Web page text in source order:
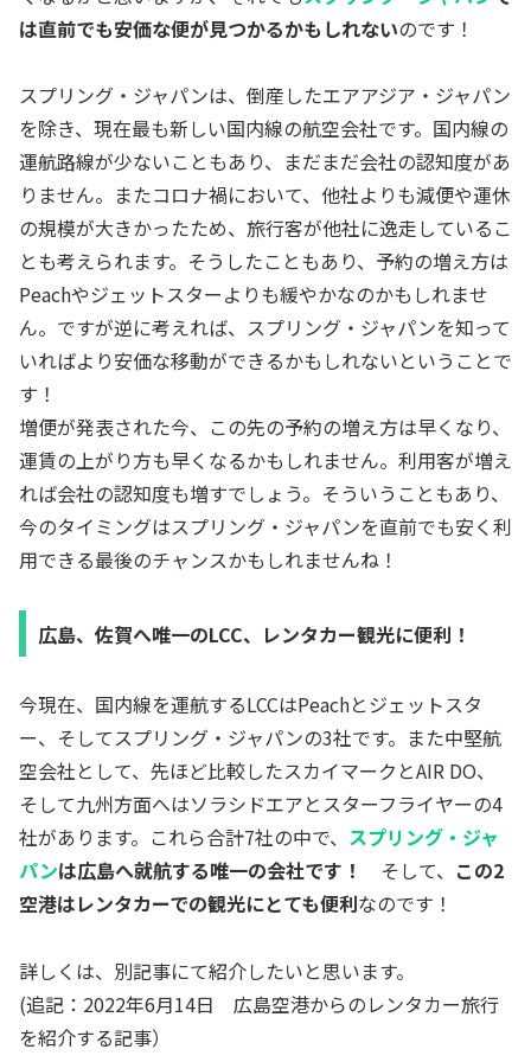
は直前でも安価な便が見つかるかもしれないのです！
スプリング・ジャパンは、倒産したエアアジア・ジャパン
を除き、現在最も新しい国内線の航空会社です。国内線の
運航路線が少ないこともあり、まだまだ会社の認知度があ
りません。またコロナ禍において、他社よりも減便や運休
の規模が大きかったため、旅行客が他社に逸走しているこ
とも考えられます。そうしたこともあり、予約の増え方は
Peachやジェットスターよりも緩やかなのかもしれませ
ん。ですが逆に考えれば、スプリング・ジャパンを知って
いればより安価な移動ができるかもしれないということで
す！
増便が発表された今、この先の予約の増え方は早くなり、
運賃の上がり方も早くなるかもしれません。利用客が増え
れば会社の認知度も増すでしょう。そういうこともあり、
今のタイミングはスプリング・ジャパンを直前でも安く利
用できる最後のチャンスかもしれませんね！
広島、佐賀へ唯一のLCC、レンタカー観光に便利！
今現在、国内線を運航するLCCはPeachとジェットスタ
ー、そしてスプリング・ジャパンの3社です。また中堅航
空会社として、先ほど比較したスカイマークとAIR DO、
そして九州方面へはソラシドエアとスターフライヤーの4
社があります。これら合計7社の中で、 スプリング・ジャ
パンは広島へ就航する唯一の会社です！ そして、 この2
空港はレンタカーでの観光にとても便利なのです！
詳しくは、別記事にて紹介したいと思います。
(追記：2022年6月14日 広島空港からのレンタカー旅行
を紹介する記事）